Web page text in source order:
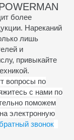
более
Нареканий
лишь
и
привыкайте
вопросы по
с нами по
поможем
электронную
звонок